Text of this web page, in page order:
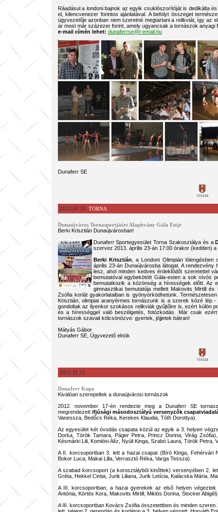
Ráadásul a londoni bajnok az egyik csuklószorítóját is dedikálta
el, kilencvenezer forintos ajánlatával. A befolyt összeget
ügyvezetője azonban nem szeretné megtartani a relikviát, így az
ár most már százezer forint, amely ugyancsak a tornászok anyagi
e-mail címén lehet: dunaferrse@t-email.hu
Dunaferr SE
vissza
2013.04.15. TORNA
Dunaújváros Tornasportjáért Alapítvány Gála Estje
Berki Krisztián Dunaújvárosban!
Dunaferr Sportegyesület Torna Szakosztálya és a
szervez 2013. április 23-án 17:00 órakor (kedden)
Berki Krisztián , a Londoni Olimpián
április 23-án Dunaújvárosba látogat. A
lesz, ahol minden kedves érdeklődőt szeretettel
bemutatóval egybekötött Gála-esten a sok nívós
bemutatkozik a közönség a hírességek előtt. Az
gimnasztikai bemutatója mellett Makovits Mirtill
Zsófia korlát gyakorlataiban is gyönyörködhetünk.
Krisztián, olimpiai aranyérmes tornászunk is a szerek közé lép
gondoltak az ilyenkor szokásos relikviák gyűjtőire is, ezért külön
és a hírességgel való beszélgetés, fotózkodás. Már csak
tornászok szavait kölcsönözve: gyertek, jöjjetek bátran!
Mátyás Gábor
Dunaferr SE, Ügyvezető elnök
vissza
2012.11.21.
Dunaferr Kupa
Kiválóan szerepeltek a dunaújvárosi tornászok
2012. november 17-én rendezte meg a Dunaferr SE
megrendezett ifjúsági másodosztályú versenyzők
Vanessza, Bedőcs Réka, Kerekes Klaudia, Tóth Dorottya).
Az egyesület két óvodás csapata közül az egyik a 3. helyen
Dorka, Török Tamara, Páger Petra, Princz Dorina, Virág
Késmárki Lili, Komlósi Alíz, Nyúli Kinga, Szabó Laura, Török Petra,
A II. korcsoportban 3. lett a hazai csapat (Bíró Kinga, Fehérvári
Bokor Luca, Makai Lilla, Verrasztó Réka, Varga Tessza).
A szabad korcsoport (a korosztályból kinőttek) versenyében 2.
Gréta, Hekkel Cintia, Jurik Liliana, Jurik Letícia, Kalácska Mária,
A III. korcsoportban, a hazai gyerekek az első helyen
Antónia, Körtés Kora, Makovits Mirtill, Miklós Dorina, Stocker
A III. korcsoportban Kovács Zsófia összetettben és minden